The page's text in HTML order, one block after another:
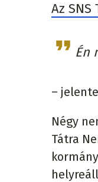
Az
Én
–
Négy
Tátra